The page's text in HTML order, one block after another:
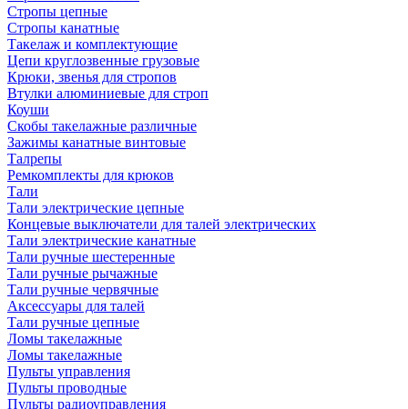
Стропы цепные
Стропы канатные
Такелаж и комплектующие
Цепи круглозвенные грузовые
Крюки, звенья для стропов
Втулки алюминиевые для строп
Коуши
Скобы такелажные различные
Зажимы канатные винтовые
Талрепы
Ремкомплекты для крюков
Тали
Тали электрические цепные
Концевые выключатели для талей электрических
Тали электрические канатные
Тали ручные шестеренные
Тали ручные рычажные
Тали ручные червячные
Аксессуары для талей
Тали ручные цепные
Ломы такелажные
Ломы такелажные
Пульты управления
Пульты проводные
Пульты радиоуправления